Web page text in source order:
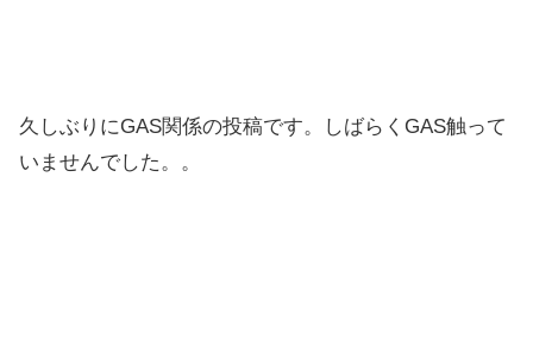
久しぶりにGAS関係の投稿です。しばらくGAS触って
いませんでした。。